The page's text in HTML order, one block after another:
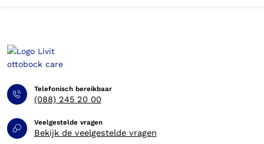
Telefonisch bereikbaar
(088) 245 20 00
Veelgestelde vragen
Bekijk de veelgestelde vragen